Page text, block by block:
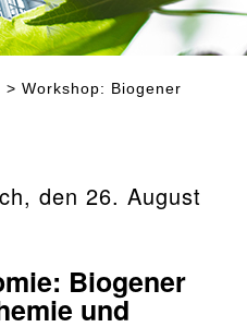
> Workshop: Biogener
den 26. August
Biogener
und